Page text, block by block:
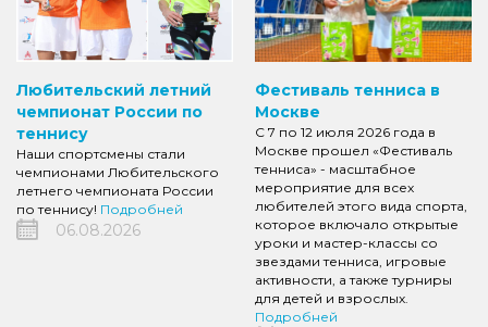
Любительский летний
чемпионат России по
теннису
Наши спортсмены стали
чемпионами Любительского
летнего чемпионата России
по теннису! Подробней
06.08.2026
Фестиваль тенниса в
Москве
С 7 по 12 июля 2026 года в
Москве прошел «Фестиваль
тенниса» - масштабное
мероприятие для всех
любителей этого вида спорта,
которое включало открытые
уроки и мастер-классы со
звездами тенниса, игровые
активности, а также турниры
для детей и взрослых.
Подробней